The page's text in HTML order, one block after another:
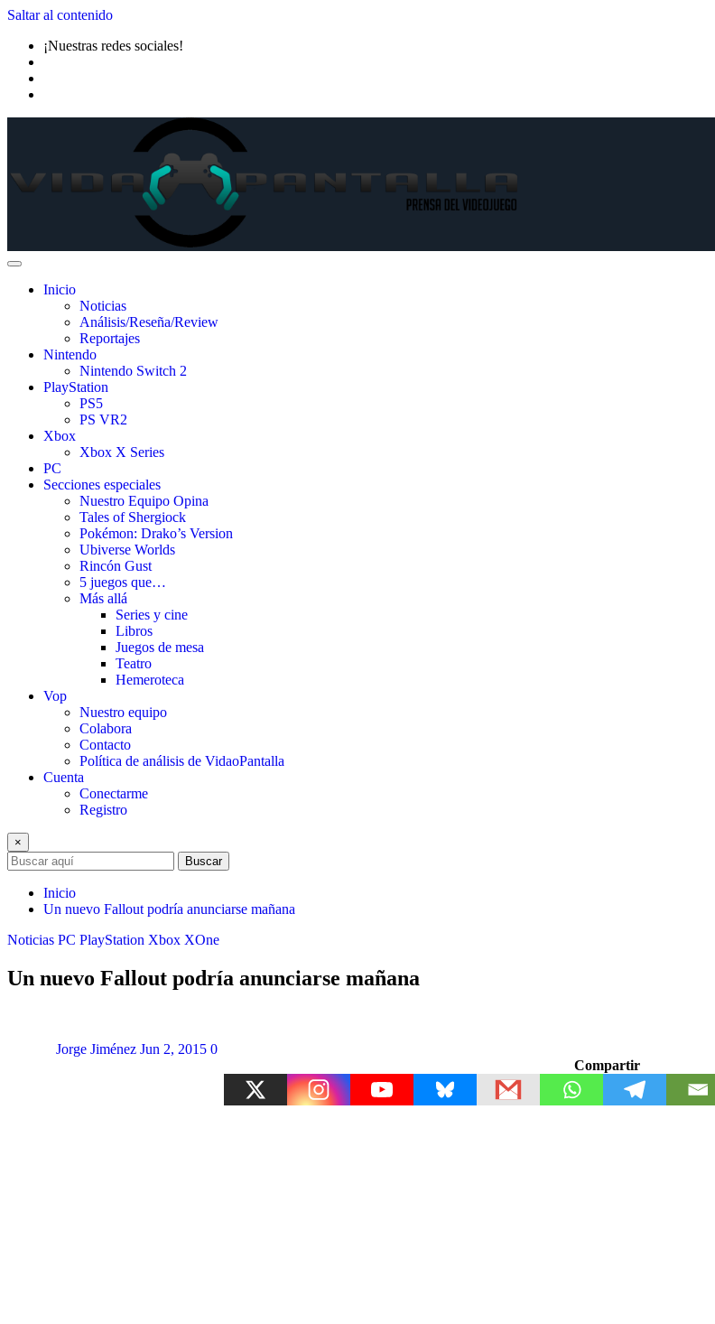
Saltar al contenido
¡Nuestras redes sociales!
Inicio
Noticias
Análisis/Reseña/Review
Reportajes
Nintendo
Nintendo Switch 2
PlayStation
PS5
PS VR2
Xbox
Xbox X Series
PC
Secciones especiales
Nuestro Equipo Opina
Tales of Shergiock
Pokémon: Drako’s Version
Ubiverse Worlds
Rincón Gust
5 juegos que…
Más allá
Series y cine
Libros
Juegos de mesa
Teatro
Hemeroteca
Vop
Nuestro equipo
Colabora
Contacto
Política de análisis de VidaoPantalla
Cuenta
Conectarme
Registro
×
Buscar
Inicio
Un nuevo Fallout podría anunciarse mañana
Noticias PC PlayStation Xbox XOne
Un nuevo Fallout podría anunciarse mañana
Jorge Jiménez Jun 2, 2015 0
Compartir